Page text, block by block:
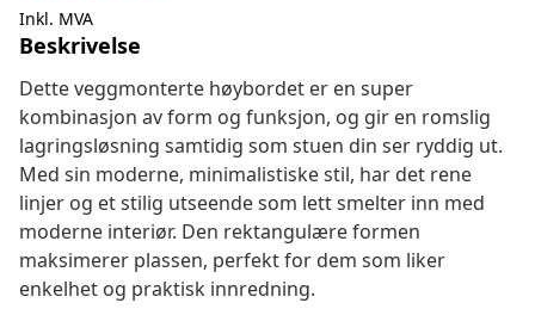
Inkl. MVA
Beskrivelse
Dette veggmonterte høybordet er en super
kombinasjon av form og funksjon, og gir en romslig
lagringsløsning samtidig som stuen din ser ryddig ut.
Med sin moderne, minimalistiske stil, har det rene
linjer og et stilig utseende som lett smelter inn med
moderne interiør. Den rektangulære formen
maksimerer plassen, perfekt for dem som liker
enkelhet og praktisk innredning.